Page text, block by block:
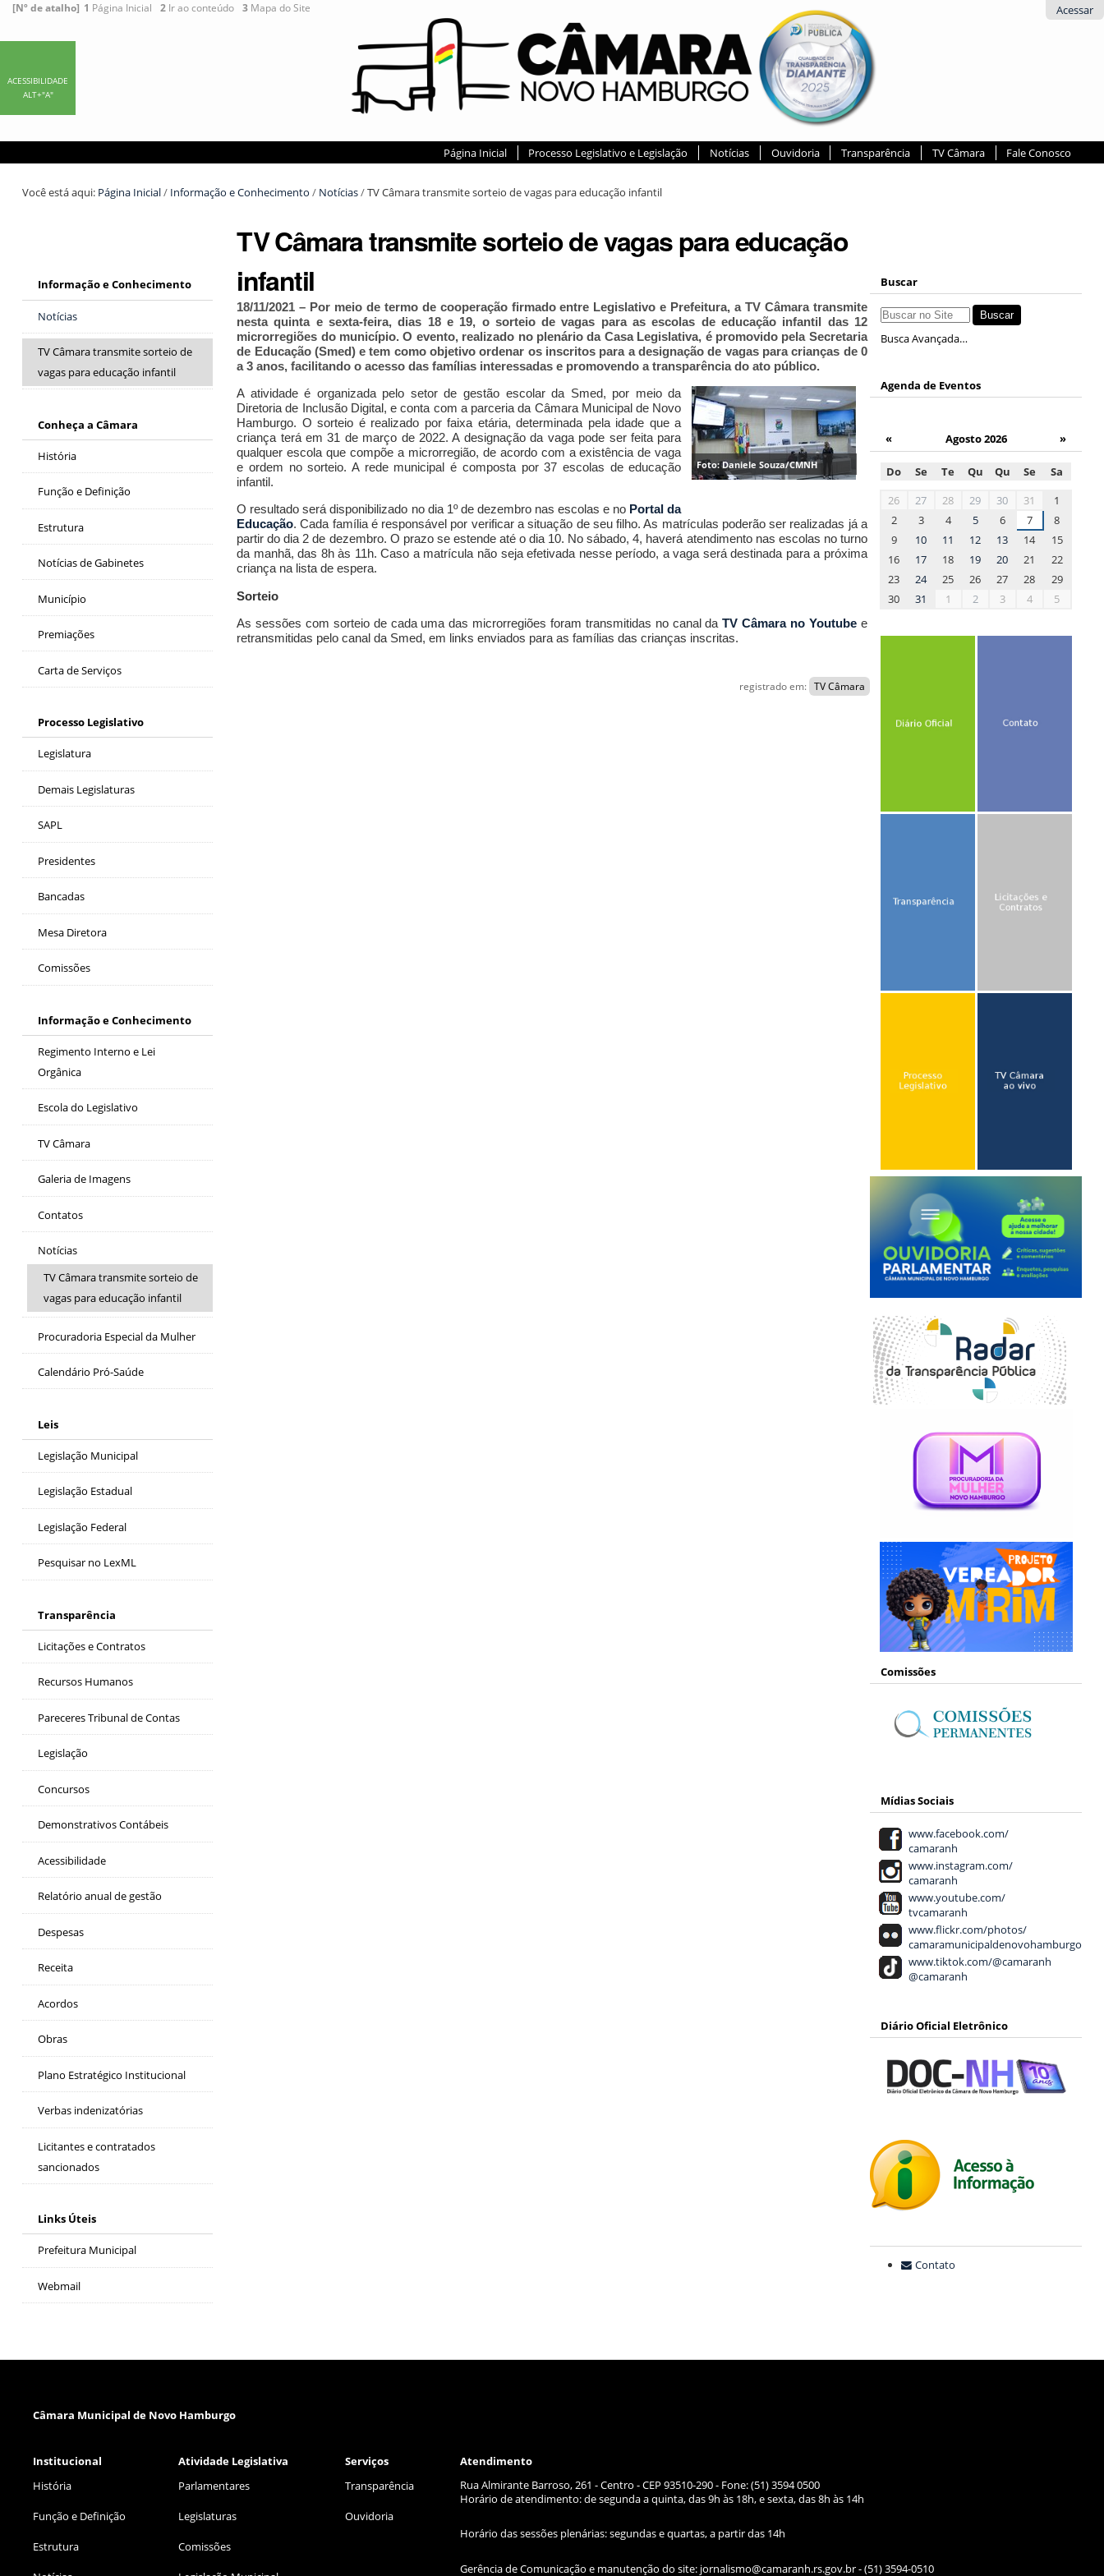
Acessar
[Nº de atalho] 1 Página Inicial 2 Ir ao conteúdo 3 Mapa do Site
ACESSIBILIDADE
ALT+"A"
Página Inicial Processo Legislativo e Legislação Notícias Ouvidoria Transparência TV Câmara Fale Conosco
Você está aqui: Página Inicial/ Informação e Conhecimento / Notícias/TV Câmara transmite sorteio de vagas para educação infantil
Informação e Conhecimento
Notícias
TV Câmara transmite sorteio de
vagas para educação infantil
Conheça a Câmara
História
Função e Definição
Estrutura
Notícias de Gabinetes
Município
Premiações
Carta de Serviços
Processo Legislativo
Legislatura
Demais Legislaturas
SAPL
Presidentes
Bancadas
Mesa Diretora
Comissões
Informação e Conhecimento
Regimento Interno e Lei
Orgânica
Escola do Legislativo
TV Câmara
Galeria de Imagens
Contatos
Notícias
TV Câmara transmite sorteio de
vagas para educação infantil
Procuradoria Especial da Mulher
Calendário Pró-Saúde
Leis
Legislação Municipal
Legislação Estadual
Legislação Federal
Pesquisar no LexML
Transparência
Licitações e Contratos
Recursos Humanos
Pareceres Tribunal de Contas
Legislação
Concursos
Demonstrativos Contábeis
Acessibilidade
Relatório anual de gestão
Despesas
Receita
Acordos
Obras
Plano Estratégico Institucional
Verbas indenizatórias
Licitantes e contratados
sancionados
Links Úteis
Prefeitura Municipal
Webmail
TV Câmara transmite sorteio de vagas para educação
infantil
18/11/2021 – Por meio de termo de cooperação firmado entre Legislativo e Prefeitura, a TV Câmara transmite
nesta quinta e sexta-feira, dias 18 e 19, o sorteio de vagas para as escolas de educação infantil das 12
microrregiões do município. O evento, realizado no plenário da Casa Legislativa, é promovido pela Secretaria
de Educação (Smed) e tem como objetivo ordenar os inscritos para a designação de vagas para crianças de 0
a 3 anos, facilitando o acesso das famílias interessadas e promovendo a transparência do ato público.
Foto: Daniele Souza/CMNH
A atividade é organizada pelo setor de gestão escolar da Smed, por meio da
Diretoria de Inclusão Digital, e conta com a parceria da Câmara Municipal de Novo
Hamburgo. O sorteio é realizado por faixa etária, determinada pela idade que a
criança terá em 31 de março de 2022. A designação da vaga pode ser feita para
qualquer escola que compõe a microrregião, de acordo com a existência de vaga
e ordem no sorteio. A rede municipal é composta por 37 escolas de educação
infantil.
O resultado será disponibilizado no dia 1º de dezembro nas escolas e no Portal da
Educação. Cada família é responsável por verificar a situação de seu filho. As matrículas poderão ser realizadas já a
partir do dia 2 de dezembro. O prazo se estende até o dia 10. No sábado, 4, haverá atendimento nas escolas no turno
da manhã, das 8h às 11h. Caso a matrícula não seja efetivada nesse período, a vaga será destinada para a próxima
criança na lista de espera.
Sorteio
As sessões com sorteio de cada uma das microrregiões foram transmitidas no canal daTV Câmara no Youtubee
retransmitidas pelo canal da Smed, em links enviados para as famílias das crianças inscritas.
registrado em: TV Câmara
Buscar
Busca Avançada…
Agenda de Eventos
« Agosto 2026 »
Do Se Te Qu Qu Se
Sa
26
27 28 29 30 31
1
2
3 4 5 6 7
8
9
10 11 12 13 14
15
16
17 18 19 20 21
22
23
24 25 26 27 28
29
30
31 1 2 3 4 5
Comissões
Mídias Sociais
www.facebook.com/
camaranh
www.instagram.com/
camaranh
www.youtube.com/
tvcamaranh
www.flickr.com/photos/
camaramunicipaldenovohamburgo
www.tiktok.com/@camaranh
@camaranh
Diário Oficial Eletrônico
Contato
Câmara Municipal de Novo Hamburgo
Institucional Atividade Legislativa Serviços
Atendimento
História
Função e Definição
Estrutura
Parlamentares
Legislaturas
Comissões
Transparência
Ouvidoria
Rua Almirante Barroso, 261 - Centro - CEP 93510-290 - Fone: (51) 3594 0500
Horário de atendimento: de segunda a quinta, das 9h às 18h, e sexta, das8h às 14h
Horário das sessões plenárias: segundas e quartas, a partir das 14h
Gerência de Comunicação e manutenção do site: jornalismo@camaranh.rs.gov.br- (51) 3594-0510